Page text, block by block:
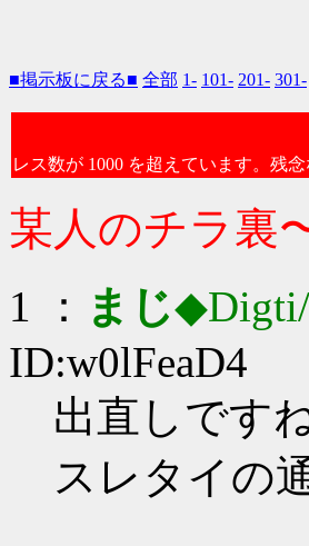
■掲示板に戻る■ 全部 1- 101- 201- 301-
レス数が 1000 を超えています。残
某人のチラ裏
1 ： まじ
ID:w0lFeaD4
出直しです
スレタイの